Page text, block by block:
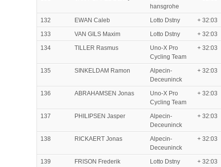
hansgrohe
132 EWAN Caleb Lotto Dstny
+ 32:03
133
VAN GILS Maxim Lotto Dstny
+ 32:03
134
TILLER Rasmus
Uno-X Pro
Cycling Team
+ 32:03
135 SINKELDAM Ramon
Alpecin-
Deceuninck
+ 32:03
136 ABRAHAMSEN Jonas
Uno-X Pro
Cycling Team
+ 32:03
137 PHILIPSEN Jasper
Alpecin-
Deceuninck
+ 32:03
138 RICKAERT Jonas
Alpecin-
Deceuninck
+ 32:03
139 FRISON Frederik Lotto Dstny
+ 32:03